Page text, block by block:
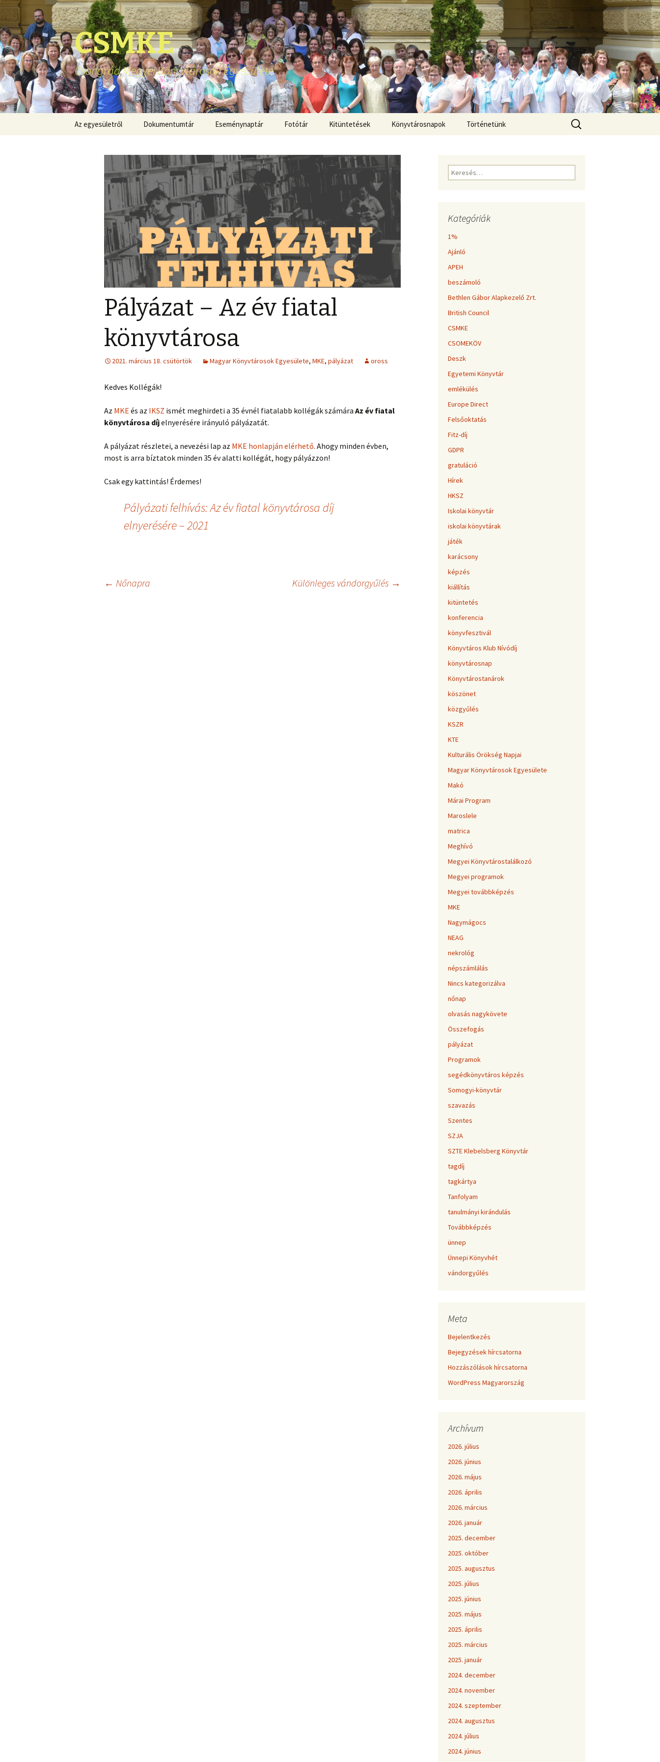
CSMKE
Csongrád Megyei Könyvtárosok Egyesülete
Az egyesületről Dokumentumtár Eseménynaptár Fotótár Kitüntetések Könyvtárosnapok Történetünk
Keresés:
Pályázat – Az év fiatal
könyvtárosa
2021. március 18. csütörtök Magyar Könyvtárosok Egyesülete, MKE, pályázat oross
Kedves Kollégák!
Az MKE és az IKSZ ismét meghirdeti a 35 évnél fiatalabb kollégák számára Az év fiatal
könyvtárosa díjelnyerésére irányuló pályázatát.
A pályázat részletei, a nevezési lap az MKE honlapján elérhető. Ahogy minden évben,
most is arra bíztatok minden 35 év alatti kollégát, hogy pályázzon!
Csak egy kattintás! Érdemes!
Pályázati felhívás: Az év fiatal könyvtárosa díj
elnyerésére – 2021
Bejegyzés← Nőnapra Különleges vándorgyűlés →
Keresés:
Kategóriák
1%
Ajánló
APEH
beszámoló
Bethlen Gábor Alapkezelő Zrt.
British Council
CSMKE
CSOMEKÖV
Deszk
Egyetemi Könyvtár
emlékülés
Europe Direct
Felsőoktatás
Fitz-díj
GDPR
gratuláció
Hírek
HKSZ
Iskolai könyvtár
iskolai könyvtárak
játék
karácsony
képzés
kiállítás
kitüntetés
konferencia
könyvfesztivál
Könyvtáros Klub Nívódíj
könyvtárosnap
Könyvtárostanárok
köszönet
közgyűlés
KSZR
KTE
Kulturális Örökség Napjai
Magyar Könyvtárosok Egyesülete
Makó
Márai Program
Maroslele
matrica
Meghívó
Megyei Könyvtárostalálkozó
Megyei programok
Megyei továbbképzés
MKE
Nagymágocs
NEAG
nekrológ
népszámlálás
Nincs kategorizálva
nőnap
olvasás nagykövete
Összefogás
pályázat
Programok
segédkönyvtáros képzés
Somogyi-könyvtár
szavazás
Szentes
SZJA
SZTE Klebelsberg Könyvtár
tagdíj
tagkártya
Tanfolyam
tanulmányi kirándulás
Továbbképzés
ünnep
Ünnepi Könyvhét
vándorgyűlés
Meta
Bejelentkezés
Bejegyzések hírcsatorna
Hozzászólások hírcsatorna
WordPress Magyarország
Archívum
2026. július
2026. június
2026. május
2026. április
2026. március
2026. január
2025. december
2025. október
2025. augusztus
2025. július
2025. június
2025. május
2025. április
2025. március
2025. január
2024. december
2024. november
2024. szeptember
2024. augusztus
2024. július
2024. június